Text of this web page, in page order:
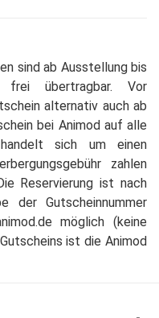
sind ab Ausstellung bis
übertragbar. Vor
alternativ auch ab
bei Animod auf alle
sich um einen
zahlen
Reservierung ist nach
der Gutscheinnummer
möglich (keine
ist die Animod